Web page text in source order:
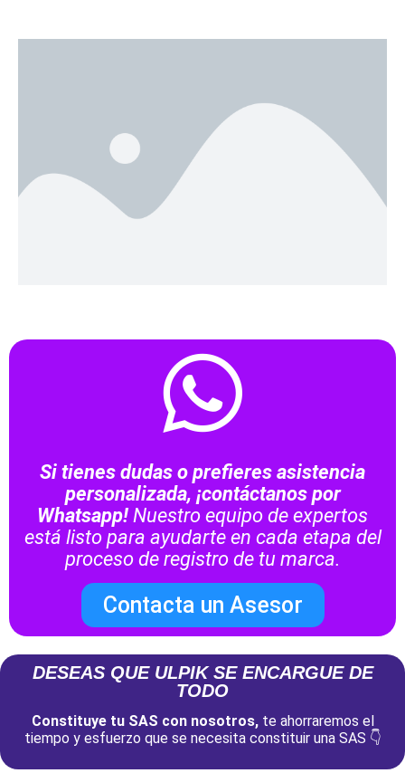
Si tienes dudas o prefieres asistencia
personalizada, ¡contáctanos por
Whatsapp! Nuestro equipo de expertos
está listo para ayudarte en cada etapa del
proceso de registro de tu marca.
Contacta un Asesor
DESEAS QUE ULPIK SE ENCARGUE DE
TODO
Constituye tu SAS con nosotros, te ahorraremos el
tiempo y esfuerzo que se necesita constituir una SAS 👇